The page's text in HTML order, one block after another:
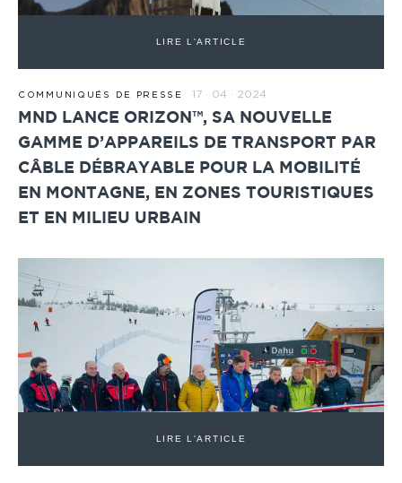
LIRE L'ARTICLE
COMMUNIQUÉS DE PRESSE 17 · 04 · 2024
MND LANCE ORIZON™, SA NOUVELLE
GAMME D’APPAREILS DE TRANSPORT PAR
CÂBLE DÉBRAYABLE POUR LA MOBILITÉ
EN MONTAGNE, EN ZONES TOURISTIQUES
ET EN MILIEU URBAIN
LIRE L'ARTICLE